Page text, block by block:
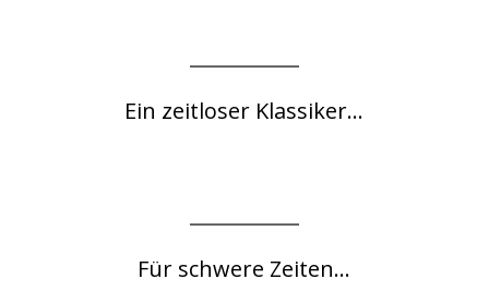
Ein zeitloser Klassiker...
Für schwere Zeiten...